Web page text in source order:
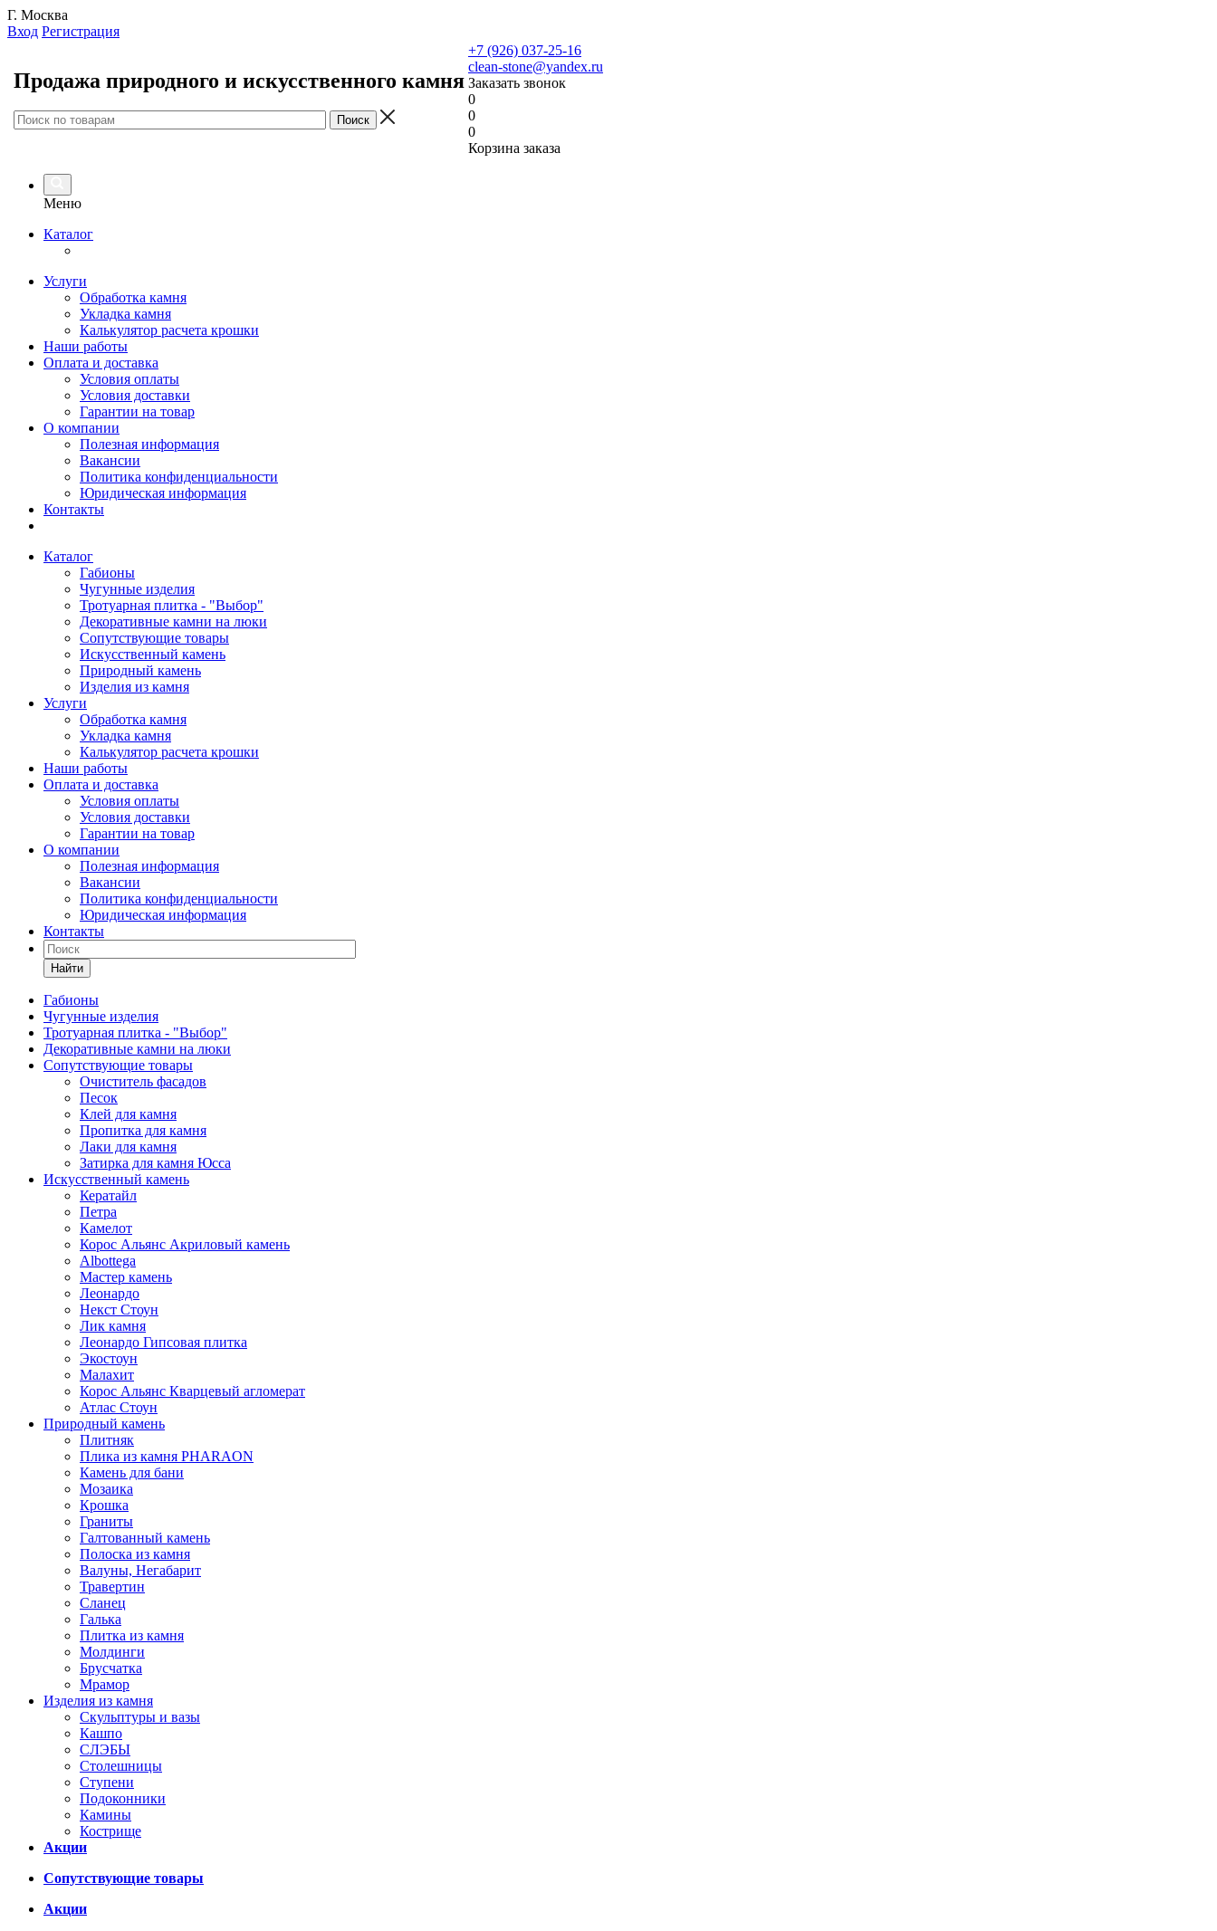
Г. Москва
Вход Регистрация
Продажа природного и искусственного камня
+7 (926) 037-25-16
clean-stone@yandex.ru
Заказать звонок
0
0
0
Корзина заказа
Меню
Каталог
Услуги
Обработка камня
Укладка камня
Калькулятор расчета крошки
Наши работы
Оплата и доставка
Условия оплаты
Условия доставки
Гарантии на товар
О компании
Полезная информация
Вакансии
Политика конфиденциальности
Юридическая информация
Контакты
Каталог
Габионы
Чугунные изделия
Тротуарная плитка - "Выбор"
Декоративные камни на люки
Сопутствующие товары
Искусственный камень
Природный камень
Изделия из камня
Услуги
Обработка камня
Укладка камня
Калькулятор расчета крошки
Наши работы
Оплата и доставка
Условия оплаты
Условия доставки
Гарантии на товар
О компании
Полезная информация
Вакансии
Политика конфиденциальности
Юридическая информация
Контакты
Найти
Габионы
Чугунные изделия
Тротуарная плитка - "Выбор"
Декоративные камни на люки
Сопутствующие товары
Очиститель фасадов
Песок
Клей для камня
Пропитка для камня
Лаки для камня
Затирка для камня Юсса
Искусственный камень
Кератайл
Петра
Камелот
Корос Альянс Акриловый камень
Albottega
Мастер камень
Леонардо
Некст Стоун
Лик камня
Леонардо Гипсовая плитка
Экостоун
Малахит
Корос Альянс Кварцевый агломерат
Атлас Стоун
Природный камень
Плитняк
Плика из камня PHARAON
Камень для бани
Мозаика
Крошка
Граниты
Галтованный камень
Полоска из камня
Валуны, Негабарит
Травертин
Сланец
Галька
Плитка из камня
Молдинги
Брусчатка
Мрамор
Изделия из камня
Скульптуры и вазы
Кашпо
СЛЭБЫ
Столешницы
Ступени
Подоконники
Камины
Кострище
Акции
Сопутствующие товары
Акции